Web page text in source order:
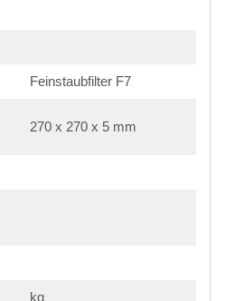
Feinstaubfilter F7
270 x 270 x 5 mm
kg